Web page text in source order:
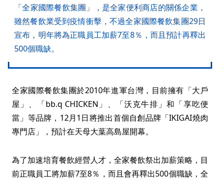
「全家國際餐飲集團」，是全家便利商店的關係企業，
雖然餐飲業受到疫情衝擊，不過全家國際餐飲集團29日
宣布，明年將為正職員工加薪7至8％，而且預計再釋出
500個職缺。
全家國際餐飲集團於2010年進軍台灣，目前擁有「大戶
屋」、「bb.q CHICKEN」、「沃克牛排」和「享吃便
當」等品牌，12月1日將推出首個自創品牌「IKIGAI燒肉
專門店」，預計在天母大葉高島屋開幕。
為了加速培育餐飲經營人才，全家餐飲祭出加薪策略，目
前正職員工將加薪7至8％，而且會再釋出500個職缺，全